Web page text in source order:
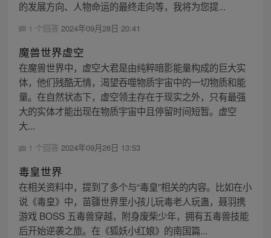
的发展方向、人物命运的最终走向等，我将为您提...
1 个回答 2024年09月28日 20:41
魔兽世界虚空
在魔兽世界中，虚空大君是由纯粹暗影能量构成的巨大实
体，他们残酷无情，渴望吞噬物质宇宙中的一切物质和能
量。在自然状态下，虚空领主存在于现实之外，只有最强
大的实体才能出现在物质宇宙中且停留时间短暂。虚空
大...
1 个回答 2024年09月26日 13:53
毒皇世界
在相关资料中，提到了多个与“毒皇”相关的内容。比如在小
说《毒皇》中，苗疆世界里小孩儿玩毒老人玩蛊，聂羽携
游戏 BOSS 五毒兽穿越，附身废柴少年，拥有五毒兽技能
后开始逆袭之旅。在《狐妖小红娘》的南国篇...